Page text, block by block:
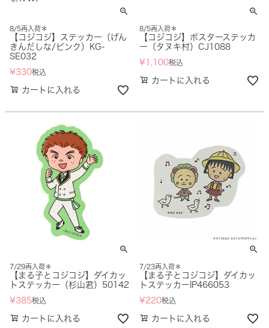
8/5再入荷＊
【コジコジ】ステッカー（げん
きんだしな/ピンク）KG-
SE032
¥330税込
カートに入れる
8/5再入荷＊
【コジコジ】ポスターステッカ
ー（タヌキ村）CJ1088
¥ 1,100税込
カートに入れる
7/29再入荷＊
【まる子とコジコジ】ダイカッ
トステッカー（杉山君）50142
¥385税込
カートに入れる
7/23再入荷＊
【まる子とコジコジ】ダイカッ
トステッカーIP466053
¥220税込
カートに入れる